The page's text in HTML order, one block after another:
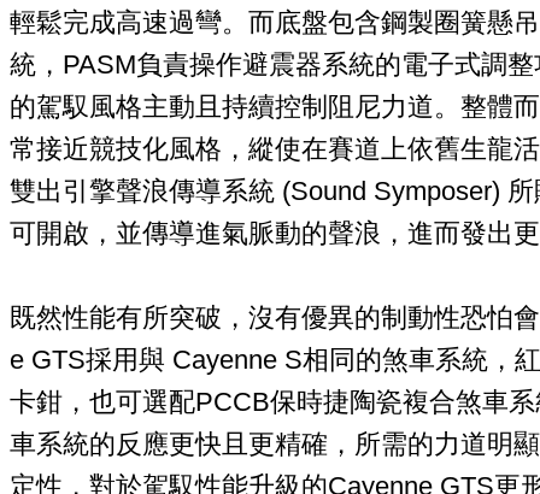
輕鬆完成高速過彎。而底盤包含鋼製圈簧懸
統，PASM負責操作避震器系統的電子式調
的駕馭風格主動且持續控制阻尼力道。整體
常接近競技化風格，縱使在賽道上依舊生龍
雙出引擎聲浪傳導系統 (Sound Symposer)
可開啟，並傳導進氣脈動的聲浪，進而發出
既然性能有所突破，沒有優異的制動性恐怕
e GTS採用與 Cayenne S相同的煞車系統，
卡鉗，也可選配PCCB保時捷陶瓷複合煞車
車系統的反應更快且更精確，所需的力道明
定性，對於駕馭性能升級的Cayenne GTS更